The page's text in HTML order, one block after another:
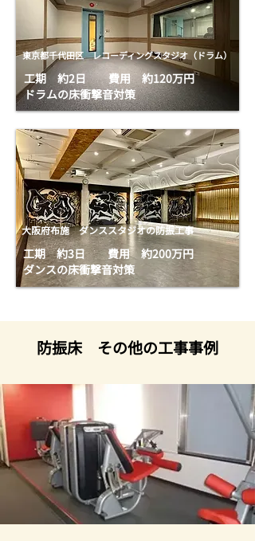
東京都千代田区 レコーディングスタジオ（ドラム）
工期 約2日 費用 約120万円
​ドラムの床衝撃音対策
大阪府布施 ダンススタジオの防振工事
工期 約3日 費用 約200万円
​ダンスの床衝撃音対策
防振床 その他の工事事例